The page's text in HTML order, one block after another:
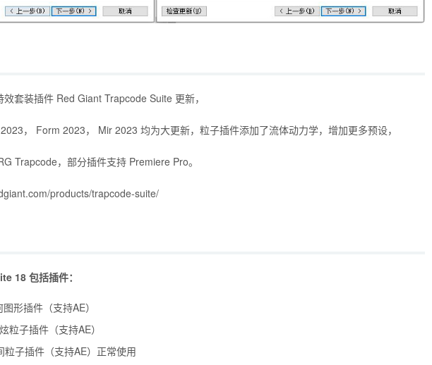
套装插件 Red Giant Trapcode Suite 更新，
， Form 2023， Mir 2023 均为大更新，粒子插件添加了流体动力学，增加更多预设，
Trapcode，部分插件支持 Premiere Pro。
products/trapcode-suite/
18 包括插件：
形插件（支持AE）
子插件（支持AE）
粒子插件 （支持AE） 正常使用